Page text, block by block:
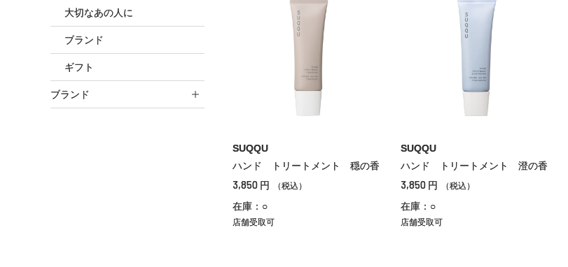
大切なあの人に
ブランド
ギフト
ブランド
SUQQU
ハンド トリートメント 穏の香
3,850 円 （税込）
在庫：○
店舗受取可
SUQQU
ハンド トリートメント 澄の香
3,850 円 （税込）
在庫：○
店舗受取可